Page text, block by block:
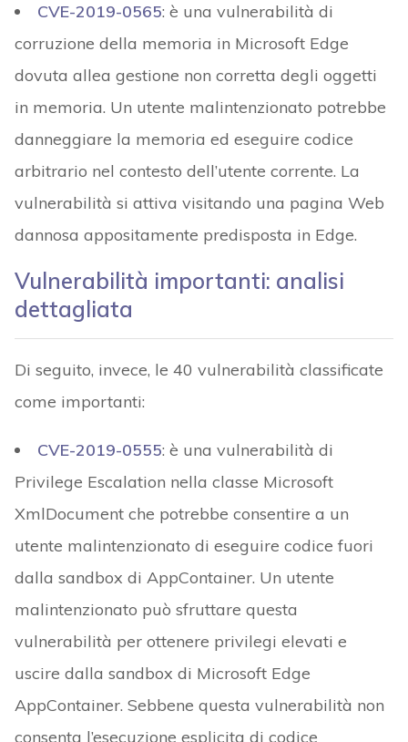
CVE-2019-0565: è una vulnerabilità di
corruzione della memoria in Microsoft Edge
dovuta allea gestione non corretta degli oggetti
in memoria. Un utente malintenzionato potrebbe
danneggiare la memoria ed eseguire codice
arbitrario nel contesto dell’utente corrente. La
vulnerabilità si attiva visitando una pagina Web
dannosa appositamente predisposta in Edge.
Vulnerabilità importanti: analisi
dettagliata
Di seguito, invece, le 40 vulnerabilità classificate
come importanti:
CVE-2019-0555: è una vulnerabilità di
Privilege Escalation nella classe Microsoft
XmlDocument che potrebbe consentire a un
utente malintenzionato di eseguire codice fuori
dalla sandbox di AppContainer. Un utente
malintenzionato può sfruttare questa
vulnerabilità per ottenere privilegi elevati e
uscire dalla sandbox di Microsoft Edge
AppContainer. Sebbene questa vulnerabilità non
consenta l’esecuzione esplicita di codice